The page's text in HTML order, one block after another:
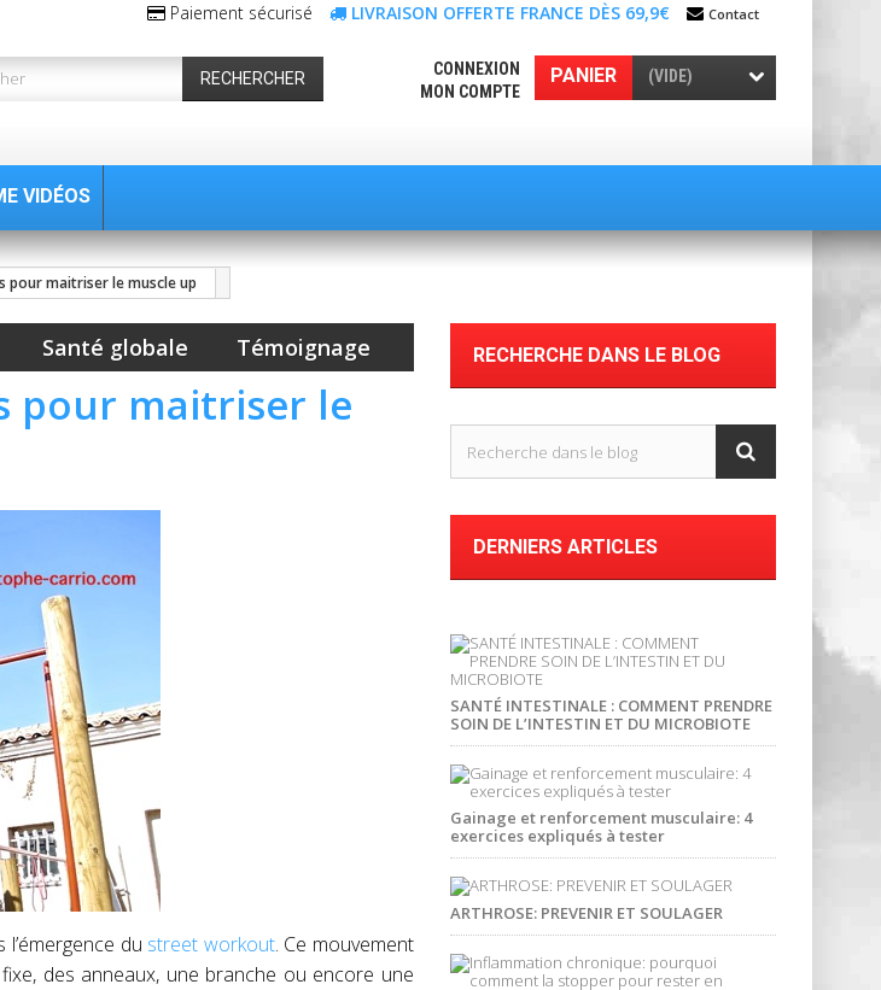
Paiement sécurisé LIVRAISON OFFERTE FRANCE DÈS 69,9€ Contact
PANIER (VIDE)
CONNEXION
MON COMPTE
RECHERCHER
VIDÉOS
pour maitriser le muscle up
Santé globale Témoignage
pour maitriser le
du street workout. Ce mouvement
des anneaux, une branche ou encore une
RECHERCHE DANS LE BLOG
DERNIERS ARTICLES
SANTÉ INTESTINALE : COMMENT PRENDRE
SOIN DE L’INTESTIN ET DU MICROBIOTE
Gainage et renforcement musculaire: 4
exercices expliqués à tester
ARTHROSE: PREVENIR ET SOULAGER